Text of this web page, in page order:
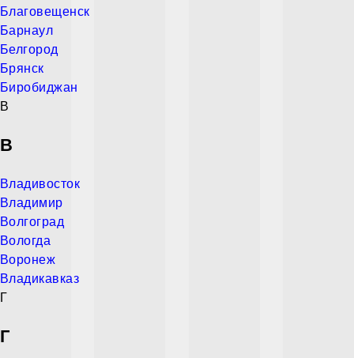
Благовещенск
Барнаул
Белгород
Брянск
Биробиджан
В
В
Владивосток
Владимир
Волгоград
Вологда
Воронеж
Владикавказ
Г
Г